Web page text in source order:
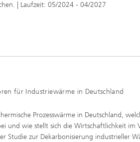
| Laufzeit: 05/2024 - 04/2027
für Industriewärme in Deutschland
Prozesswärme in Deutschland,
und wie stellt sich die Wirtschaftlichkeit im
Studie zur Dekarbonisierung industrieller